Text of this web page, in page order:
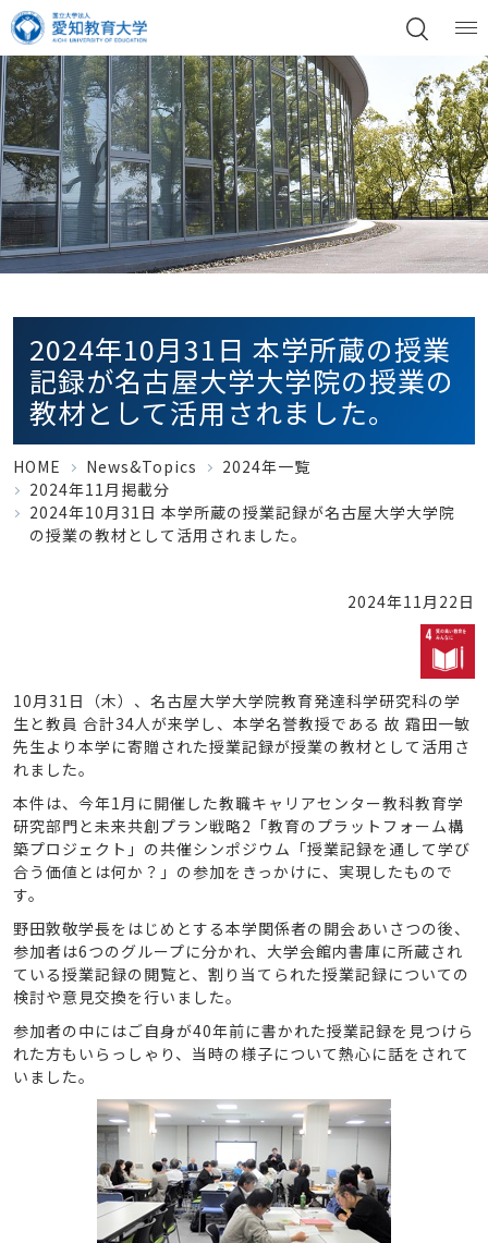
2024年10月31日 本学所蔵の授業
記録が名古屋大学大学院の授業の
教材として活用されました。
HOME News&Topics
2024年一覧
2024年11月掲載分
2024年10月31日 本学所蔵の授業記録が名古屋大学大学院
の授業の教材として活用されました。
2024年11月22日
10月31日（木）、名古屋大学大学院教育発達科学研究科の学
生と教員 合計34人が来学し、本学名誉教授である 故 霜田一敏
先生より本学に寄贈された授業記録が授業の教材として活用さ
れました。
本件は、今年1月に開催した教職キャリアセンター教科教育学
研究部門と未来共創プラン戦略2「教育のプラットフォーム構
築プロジェクト」の共催シンポジウム「授業記録を通して学び
合う価値とは何か？」の参加をきっかけに、実現したもので
す。
野田敦敬学長をはじめとする本学関係者の開会あいさつの後、
参加者は6つのグループに分かれ、大学会館内書庫に所蔵され
ている授業記録の閲覧と、割り当てられた授業記録についての
検討や意見交換を行いました。
参加者の中にはご自身が40年前に書かれた授業記録を見つけら
れた方もいらっしゃり、当時の様子について熱心に話をされて
いました。